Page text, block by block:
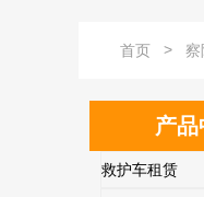
首页 > 察
产品
救护车租赁